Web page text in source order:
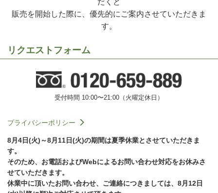
だくと
販売を開始した際に、優先的にご案内させていただきま
す。
リクエストフォーム
受付時間 10:00〜21:00（火曜定休日）
プライバシーポリシー
8月4日(火)～8月11日(火)の期間は夏季休業とさせていただきま
す。
そのため、お電話およびWebによるお問い合わせ対応をお休みさ
せていただきます。
休業中に頂いたお問い合わせ、ご連絡につきましては、8月12日